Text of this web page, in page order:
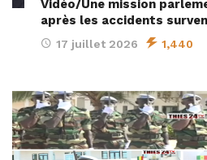
Vidéo/Une mission
après les accidents
17 juillet 2026 1,440